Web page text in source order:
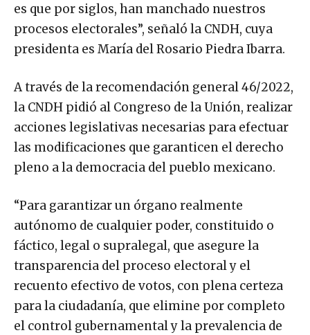
es que por siglos, han manchado nuestros
procesos electorales”, señaló la CNDH, cuya
presidenta es María del Rosario Piedra Ibarra.
A través de la recomendación general 46/2022,
la CNDH pidió al Congreso de la Unión, realizar
acciones legislativas necesarias para efectuar
las modificaciones que garanticen el derecho
pleno a la democracia del pueblo mexicano.
“Para garantizar un órgano realmente
autónomo de cualquier poder, constituido o
fáctico, legal o supralegal, que asegure la
transparencia del proceso electoral y el
recuento efectivo de votos, con plena certeza
para la ciudadanía, que elimine por completo
el control gubernamental y la prevalencia de